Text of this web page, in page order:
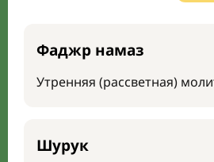
Фаджр намаз
Утренняя (рассветная)
Шурук